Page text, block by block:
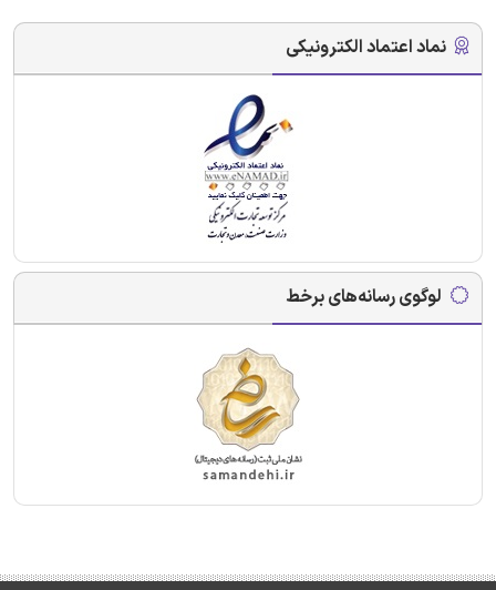
نماد اعتماد الکترونیکی
لوگوی رسانه‌های برخط